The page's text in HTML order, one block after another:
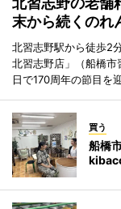
末から続くのれ
北習志野駅から徒歩2
北習志野店」（船橋
日で170周年の節目を
買う
船橋